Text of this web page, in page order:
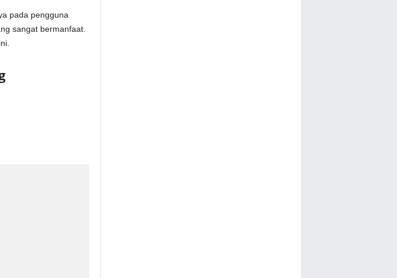
pada pengguna
sangat bermanfaat.